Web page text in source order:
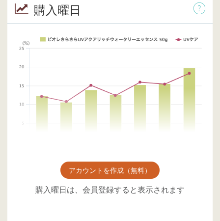
購入曜日
アカウントを作成（無料）
購入曜日は、会員登録すると表示されます